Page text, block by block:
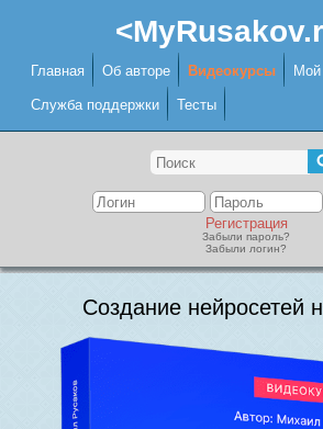
Главная Об авторе Видеокурсы Мой
Служба поддержки Тесты
Регистрация
Забыли пароль?
Забыли логин?
Создание нейросетей